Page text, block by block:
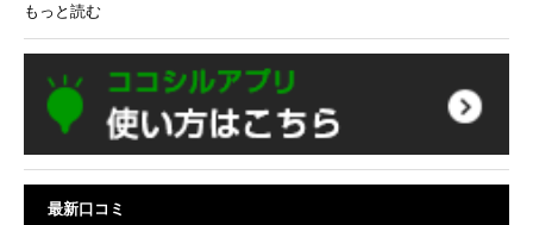
もっと読む
最新口コミ